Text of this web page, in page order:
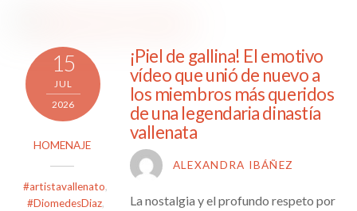
15
JUL
2026
HOMENAJE
#artistavallenato,
#DiomedesDiaz,
¡Piel de gallina! El emotivo
vídeo que unió de nuevo a
los miembros más queridos
de una legendaria dinastía
vallenata
ALEXANDRA IBÁÑEZ
La nostalgia y el profundo respeto por